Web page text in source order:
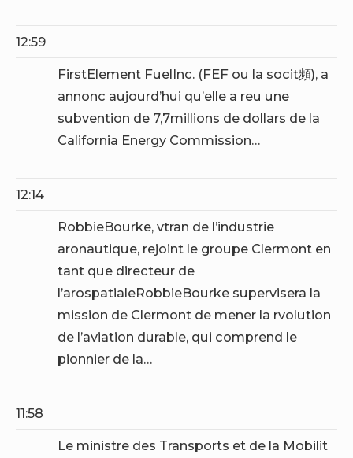
12:59
FirstElement FuelInc. (FEF ou la socit頻), a
annonc aujourd’hui qu’elle a reu une
subvention de 7,7millions de dollars de la
California Energy Commission…
12:14
RobbieBourke, vtran de l’industrie
aronautique, rejoint le groupe Clermont en
tant que directeur de
l’arospatialeRobbieBourke supervisera la
mission de Clermont de mener la rvolution
de l’aviation durable, qui comprend le
pionnier de la…
11:58
Le ministre des Transports et de la Mobilit